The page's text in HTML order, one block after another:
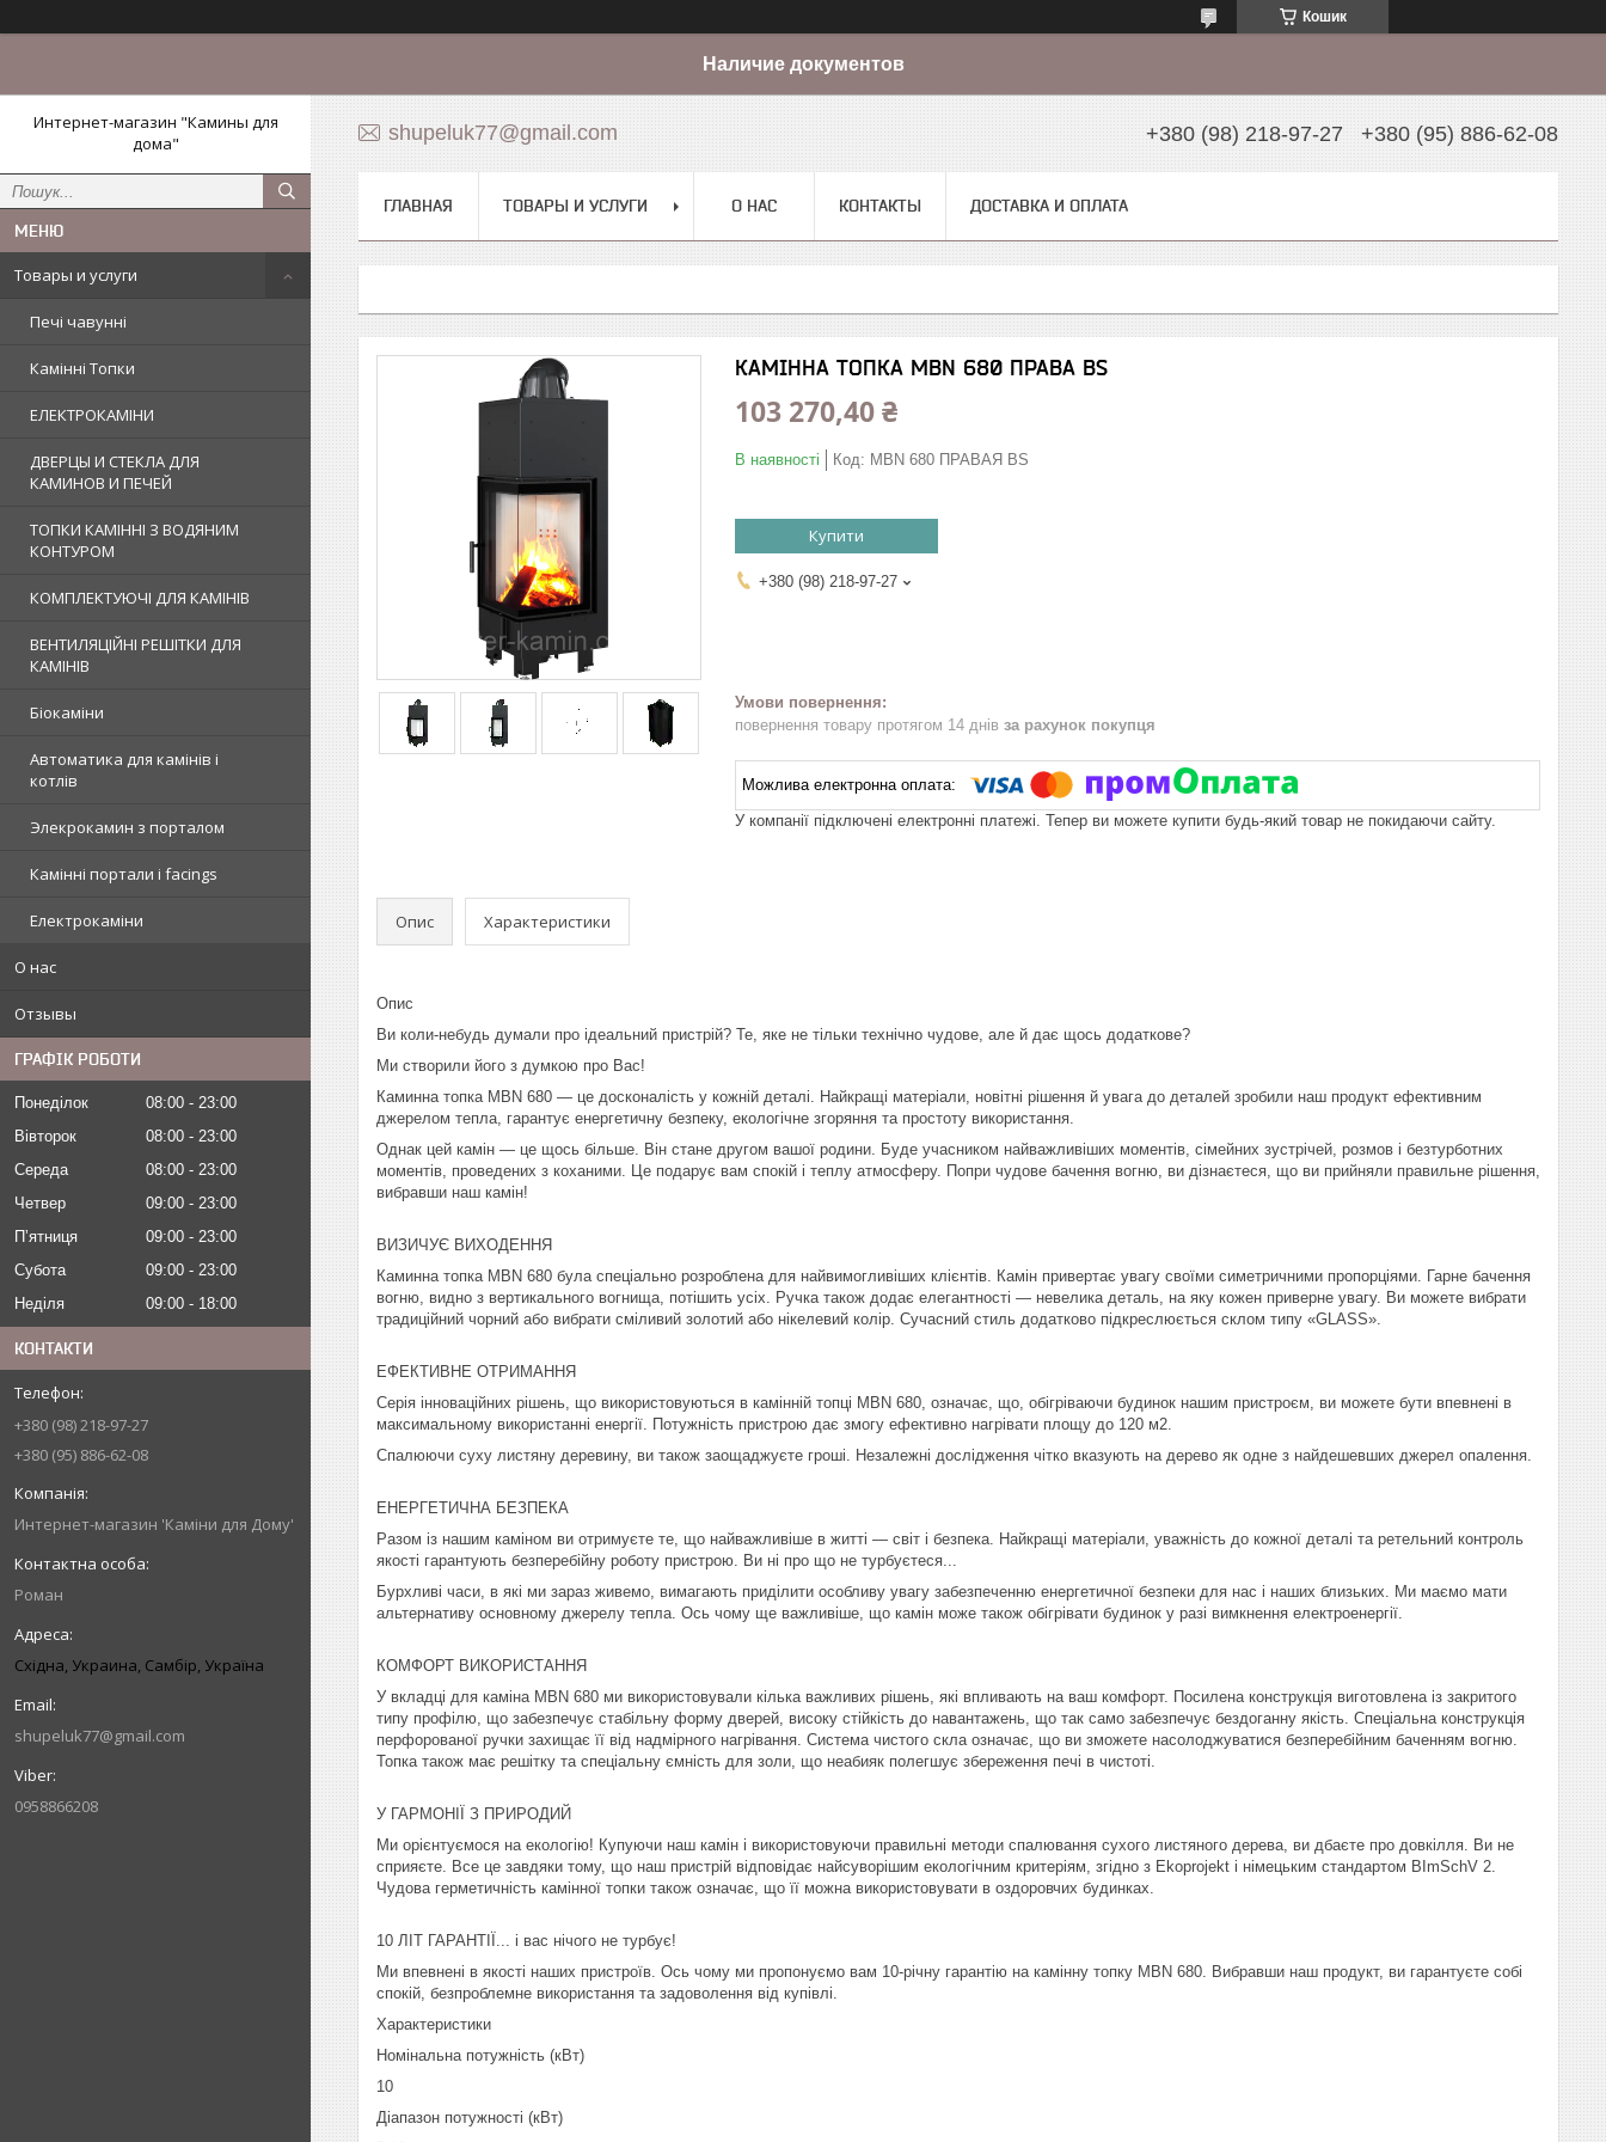
Кошик
Наличие документов
Интернет-магазин "Камины для
дома"
Товары и услуги
Печі чавунні
Камінні Топки
ЕЛЕКТРОКАМІНИ
ДВЕРЦЫ И СТЕКЛА ДЛЯ
КАМИНОВ И ПЕЧЕЙ
ТОПКИ КАМІННІ З ВОДЯНИМ
КОНТУРОМ
КОМПЛЕКТУЮЧІ ДЛЯ КАМІНІВ
ВЕНТИЛЯЦІЙНІ РЕШІТКИ ДЛЯ
КАМІНІВ
Біокаміни
Автоматика для камінів і
котлів
Элекрокамин з порталом
Камінні портали і facings
Електрокаміни
О нас
Отзывы
ГРАФІК РОБОТИ
Понеділок 08:00
23:00
Вівторок
08:00
23:00
Середа
08:00
23:00
Четвер
09:00
23:00
Пʼятниця
09:00
23:00
Субота
09:00
23:00
Неділя
09:00 18:00
КОНТАКТИ
+380 (98) 218-97-27
+380 (95) 886-62-08
Интернет-магазин 'Каміни для Дому'
Роман
Східна, Украина, Самбір, Україна
shupeluk77@gmail.com
0958866208
shupeluk77@gmail.com +380 (98) 218-97-27 +380 (95) 886-62-08
ГЛАВНАЯ ТОВАРЫ И УСЛУГИ О НАС КОНТАКТЫ ДОСТАВКА И ОПЛАТА
КАМІННА ТОПКА MBN 680 ПРАВА BS
103 270,40 ₴
В наявності Код: MBN 680 ПРАВАЯ BS
Купити
+380 (98) 218-97-27
повернення товару протягом 14 днів за рахунок покупця
У компанії підключені електронні платежі. Тепер ви можете купити будь-який товар не покидаючи сайту.
Опис Характеристики
Опис
Ви коли-небудь думали про ідеальний пристрій? Те, яке не тільки технічно чудове, але й дає щось додаткове?
Ми створили його з думкою про Вас!
Каминна топка MBN 680 — це досконалість у кожній деталі. Найкращі матеріали, новітні рішення й увага до деталей зробили наш продукт ефективним
джерелом тепла, гарантує енергетичну безпеку, екологічне згоряння та простоту використання.
Однак цей камін — це щось більше. Він стане другом вашої родини. Буде учасником найважливіших моментів, сімейних зустрічей, розмов і безтурботних
моментів, проведених з коханими. Це подарує вам спокій і теплу атмосферу. Попри чудове бачення вогню, ви дізнаєтеся, що ви прийняли правильне рішення,
вибравши наш камін!
ВИЗИЧУЄ ВИХОДЕННЯ
Каминна топка MBN 680 була спеціально розроблена для найвимогливіших клієнтів. Камін привертає увагу своїми симетричними пропорціями. Гарне бачення
вогню, видно з вертикального вогнища, потішить усіх. Ручка також додає елегантності — невелика деталь, на яку кожен приверне увагу. Ви можете вибрати
традиційний чорний або вибрати сміливий золотий або нікелевий колір. Сучасний стиль додатково підкреслюється склом типу «GLASS».
ЕФЕКТИВНЕ ОТРИМАННЯ
Серія інноваційних рішень, що використовуються в камінній топці MBN 680, означає, що, обігріваючи будинок нашим пристроєм, ви можете бути впевнені в
максимальному використанні енергії. Потужність пристрою дає змогу ефективно нагрівати площу до 120 м2.
Спалюючи суху листяну деревину, ви також заощаджуєте гроші. Незалежні дослідження чітко вказують на дерево як одне з найдешевших джерел опалення.
ЕНЕРГЕТИЧНА БЕЗПЕКА
Разом із нашим каміном ви отримуєте те, що найважливіше в житті — світ і безпека. Найкращі матеріали, уважність до кожної деталі та ретельний контроль
якості гарантують безперебійну роботу пристрою. Ви ні про що не турбуєтеся...
Бурхливі часи, в які ми зараз живемо, вимагають приділити особливу увагу забезпеченню енергетичної безпеки для нас і наших близьких. Ми маємо мати
альтернативу основному джерелу тепла. Ось чому ще важливіше, що камін може також обігрівати будинок у разі вимкнення електроенергії.
КОМФОРТ ВИКОРИСТАННЯ
У вкладці для каміна MBN 680 ми використовували кілька важливих рішень, які впливають на ваш комфорт. Посилена конструкція виготовлена із закритого
типу профілю, що забезпечує стабільну форму дверей, високу стійкість до навантажень, що так само забезпечує бездоганну якість. Спеціальна конструкція
перфорованої ручки захищає її від надмірного нагрівання. Система чистого скла означає, що ви зможете насолоджуватися безперебійним баченням вогню.
Топка також має решітку та спеціальну ємність для золи, що неабияк полегшує збереження печі в чистоті.
У ГАРМОНІЇ З ПРИРОДИЙ
Ми орієнтуємося на екологію! Купуючи наш камін і використовуючи правильні методи спалювання сухого листяного дерева, ви дбаєте про довкілля. Ви не
сприяєте. Все це завдяки тому, що наш пристрій відповідає найсуворішим екологічним критеріям, згідно з Ekoprojekt і німецьким стандартом BImSchV 2.
Чудова герметичність камінної топки також означає, що її можна використовувати в оздоровчих будинках.
10 ЛІТ ГАРАНТІЇ... і вас нічого не турбує!
Ми впевнені в якості наших пристроїв. Ось чому ми пропонуємо вам 10-річну гарантію на камінну топку MBN 680. Вибравши наш продукт, ви гарантуєте собі
спокій, безпроблемне використання та задоволення від купівлі.
Характеристики
Номінальна потужність (кВт)
10
Діапазон потужності (кВт)